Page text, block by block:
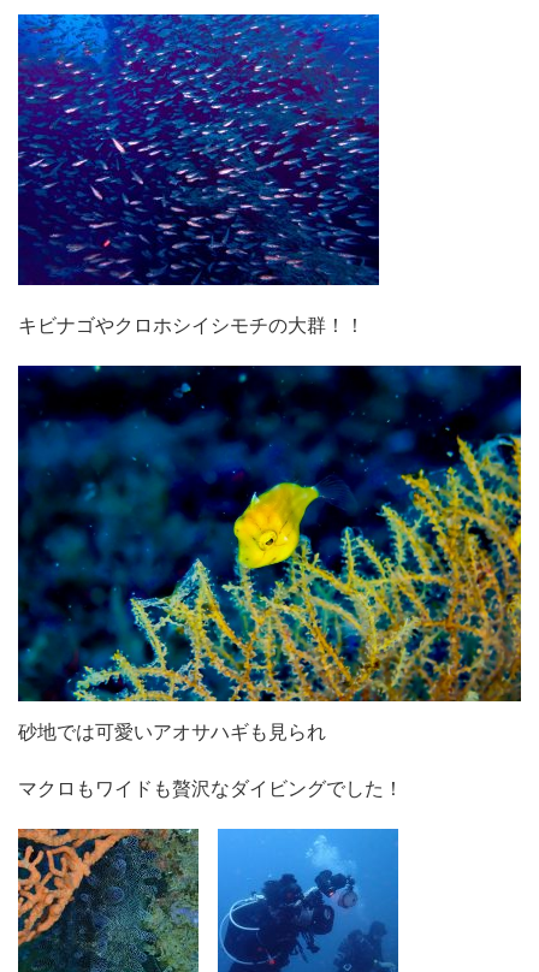
キビナゴやクロホシイシモチの大群！！
砂地では可愛いアオサハギも見られ
マクロもワイドも贅沢なダイビングでした！